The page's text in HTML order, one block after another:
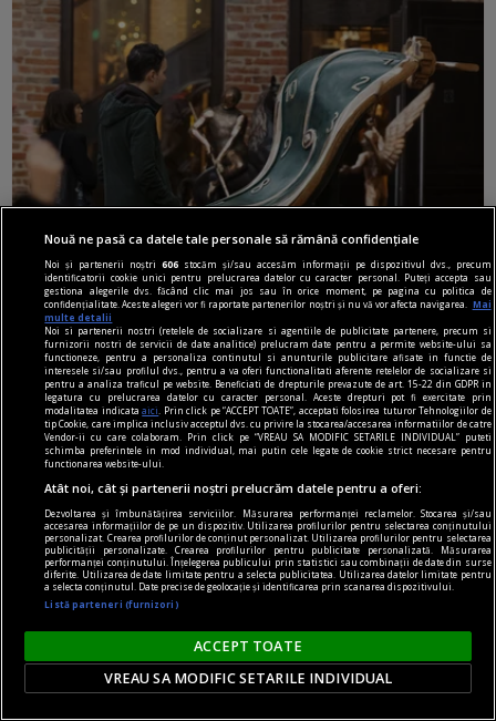
dalí
„Bucureștiul reflectă perfect genul de om care a
fost Dalí“ interviu cu Jasmine MERLI, curatorul
expoziției „Universului lui Salvador Dalí“ deschisă
la ARCUB
Însă, mai presus de orice, noi sperăm că vizita o
să le facă pur și simplu plăcere.
Sever VOINESCU
Nouă ne pasă ca datele tale personale să rămână confidențiale
Noi și partenerii noștri606 stocăm și/sau accesăm informații pe dispozitivul dvs., precum
identificatorii cookie unici pentru prelucrarea datelor cu caracter personal. Puteți accepta sau
gestiona alegerile dvs. făcând clic mai jos sau în orice moment, pe pagina cu politica de
confidențialitate. Aceste alegeri vor fi raportate partenerilor noștri și nu vă vor afecta navigarea.
Mai
multe detalii
Noi si partenerii nostri (retelele de socializare si agentiile de publicitate partenere, precum si
furnizorii nostri de servicii de date analitice) prelucram date pentru a permite website-ului sa
functioneze, pentru a personaliza continutul si anunturile publicitare afisate in functie de
interesele si/sau profilul dvs., pentru a va oferi functionalitati aferente retelelor de socializare si
pentru a analiza traficul pe website. Beneficiati de drepturile prevazute de art. 15-22 din GDPR in
legatura cu prelucrarea datelor cu caracter personal. Aceste drepturi pot fi exercitate prin
modalitatea indicataaici
. Prin click pe “ACCEPT TOATE”, acceptati folosirea tuturor Tehnologiilor de
tip Cookie, care implica inclusiv acceptul dvs. cu privire la stocarea/accesarea informatiilor de catre
Vendor-ii cu care colaboram. Prin click pe “VREAU SA MODIFIC SETARILE INDIVIDUAL” puteti
schimba preferintele in mod individual, mai putin cele legate de cookie strict necesare pentru
functionarea website-ului.
Atât noi, cât și partenerii noștri prelucrăm datele pentru a oferi:
Dezvoltarea și îmbunătățirea serviciilor. Măsurarea performanței reclamelor. Stocarea și/sau
accesarea informațiilor de pe un dispozitiv. Utilizarea profilurilor pentru selectarea conținutului
personalizat. Crearea profilurilor de conținut personalizat. Utilizarea profilurilor pentru selectarea
publicității personalizate. Crearea profilurilor pentru publicitate personalizată. Măsurarea
performanței conținutului. Înțelegerea publicului prin statistici sau combinații de date din surse
diferite. Utilizarea de date limitate pentru a selecta publicitatea. Utilizarea datelor limitate pentru
a selecta conținutul. Date precise de geolocație și identificarea prin scanarea dispozitivului.
Listă parteneri (furnizori)
ACCEPT TOATE
VREAU SA MODIFIC SETARILE INDIVIDUAL